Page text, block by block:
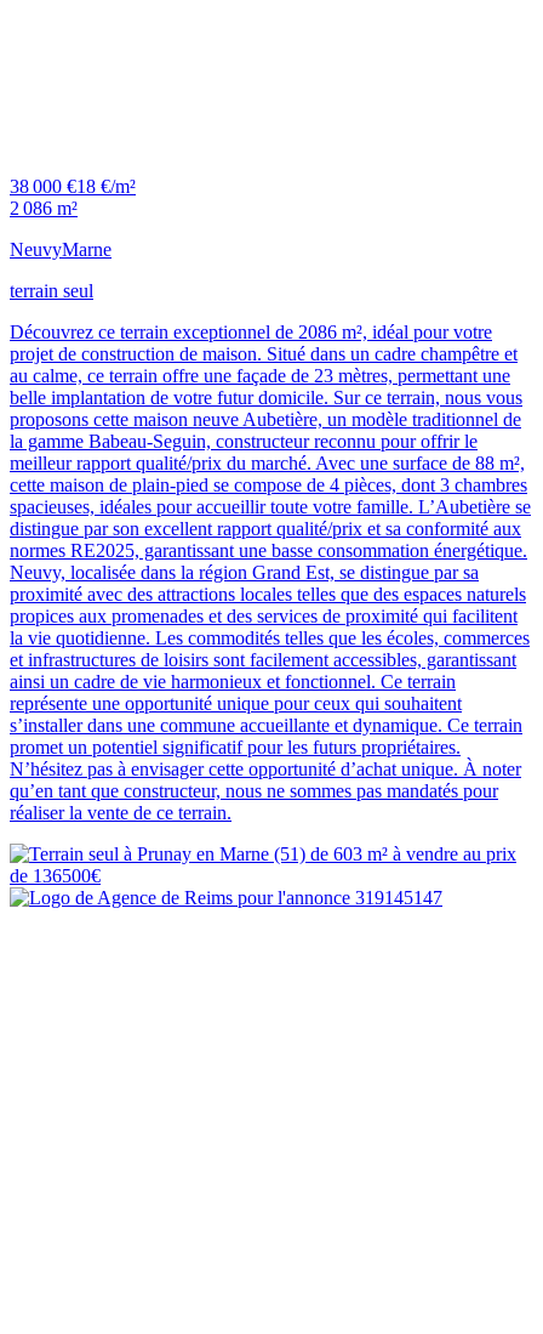
38 000 €18 €/m²
2 086 m²
NeuvyMarne
terrain seul
Découvrez ce terrain exceptionnel de 2086 m², idéal pour votre
projet de construction de maison. Situé dans un cadre champêtre et
au calme, ce terrain offre une façade de 23 mètres, permettant une
belle implantation de votre futur domicile. Sur ce terrain, nous vous
proposons cette maison neuve Aubetière, un modèle traditionnel de
la gamme Babeau-Seguin, constructeur reconnu pour offrir le
meilleur rapport qualité/prix du marché. Avec une surface de 88 m²,
cette maison de plain-pied se compose de 4 pièces, dont 3 chambres
spacieuses, idéales pour accueillir toute votre famille. L’Aubetière se
distingue par son excellent rapport qualité/prix et sa conformité aux
normes RE2025, garantissant une basse consommation énergétique.
Neuvy, localisée dans la région Grand Est, se distingue par sa
proximité avec des attractions locales telles que des espaces naturels
propices aux promenades et des services de proximité qui facilitent
la vie quotidienne. Les commodités telles que les écoles, commerces
et infrastructures de loisirs sont facilement accessibles, garantissant
ainsi un cadre de vie harmonieux et fonctionnel. Ce terrain
représente une opportunité unique pour ceux qui souhaitent
s’installer dans une commune accueillante et dynamique. Ce terrain
promet un potentiel significatif pour les futurs propriétaires.
N’hésitez pas à envisager cette opportunité d’achat unique. À noter
qu’en tant que constructeur, nous ne sommes pas mandatés pour
réaliser la vente de ce terrain.